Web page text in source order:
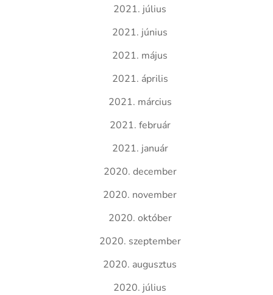
2021. július
2021. június
2021. május
2021. április
2021. március
2021. február
2021. január
2020. december
2020. november
2020. október
2020. szeptember
2020. augusztus
2020. július